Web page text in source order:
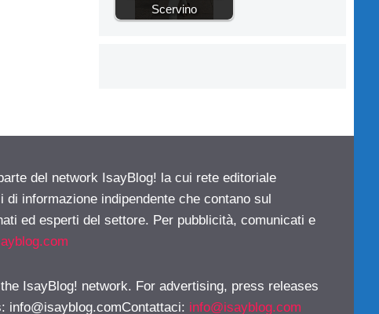
Scervino
del network IsayBlog! la cui rete editoriale
di informazione indipendente che contano sul
ed esperti del settore. Per pubblicità, comunicati e
IsayBlog! network. For advertising, press releases
info@isayblog.comContattaci: info@isayblog.com